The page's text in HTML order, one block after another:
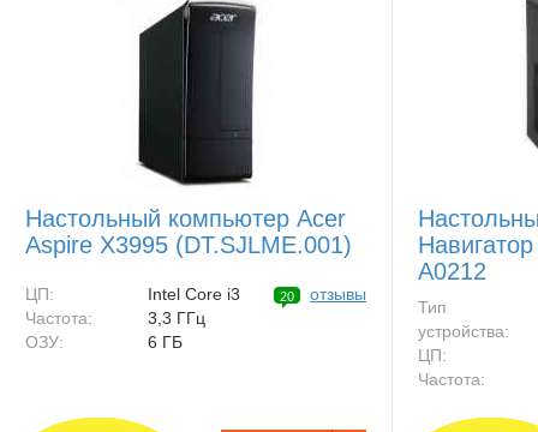
Настольный компьютер Acer
Aspire X3995 (DT.SJLME.001)
ЦП:
Intel Core i3
Частота:
3,3 ГГц
ОЗУ:
6 ГБ
20 отзывы
A0212
Тип
устройства:
ЦП:
Частота: